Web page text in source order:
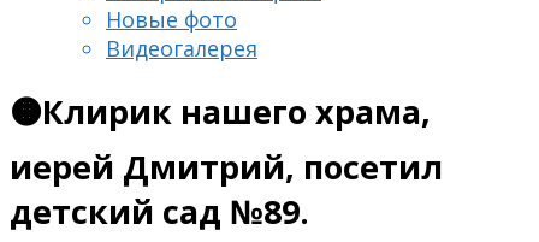
Новые фото
Видеогалерея
🟠Клирик нашего храма,
иерей Дмитрий, посетил
детский сад №89.